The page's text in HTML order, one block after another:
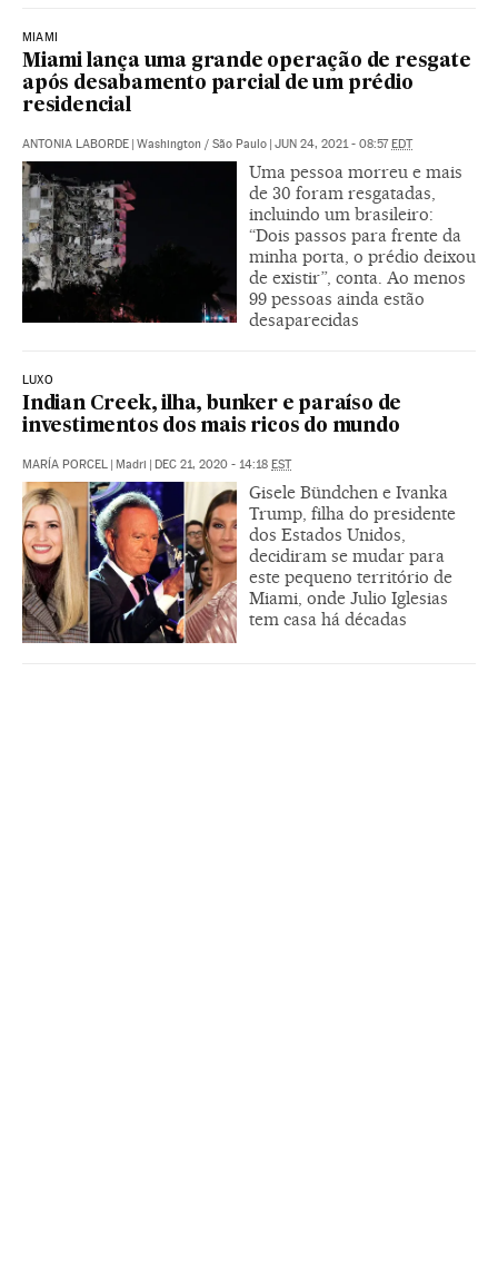
MIAMI
Miami lança uma grande operação de resgate
após desabamento parcial de um prédio
residencial
ANTONIA LABORDE | Washington / São Paulo | JUN 24, 2021 - 08:57EDT
Uma pessoa morreu e mais
de 30 foram resgatadas,
incluindo um brasileiro:
“Dois passos para frente da
minha porta, o prédio deixou
de existir”, conta. Ao menos
99 pessoas ainda estão
desaparecidas
LUXO
Indian Creek, ilha, bunker e paraíso de
investimentos dos mais ricos do mundo
MARÍA PORCEL | Madri | DEC 21, 2020 - 14:18 EST
Gisele Bündchen e Ivanka
Trump, filha do presidente
dos Estados Unidos,
decidiram se mudar para
este pequeno território de
Miami, onde Julio Iglesias
tem casa há décadas